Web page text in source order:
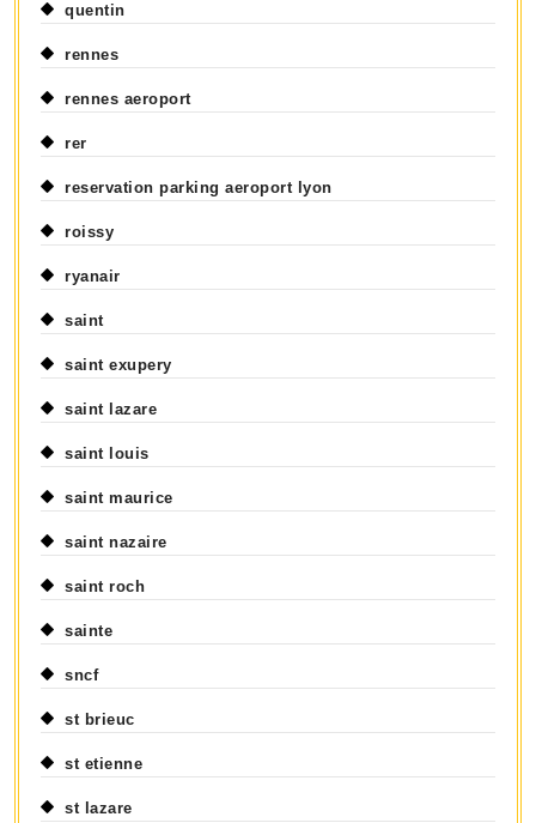
quentin
rennes
rennes aeroport
rer
reservation parking aeroport lyon
roissy
ryanair
saint
saint exupery
saint lazare
saint louis
saint maurice
saint nazaire
saint roch
sainte
sncf
st brieuc
st etienne
st lazare